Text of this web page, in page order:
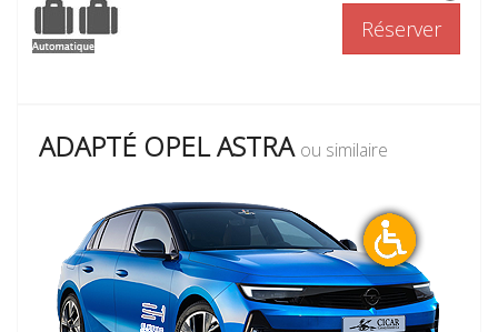
Réserver
ADAPTÉ OPEL ASTRA ou similaire